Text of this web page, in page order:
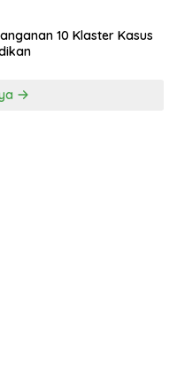
10 Klaster Kasus